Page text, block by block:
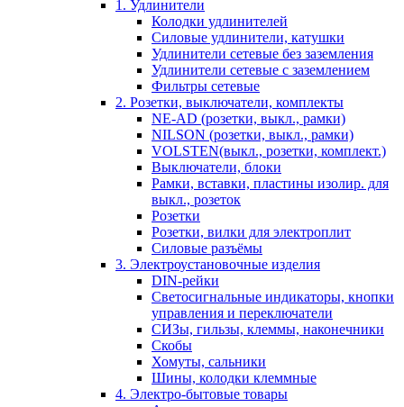
1. Удлинители
Колодки удлинителей
Силовые удлинители, катушки
Удлинители сетевые без заземления
Удлинители сетевые с заземлением
Фильтры сетевые
2. Розетки, выключатели, комплекты
NE-AD (розетки, выкл., рамки)
NILSON (розетки, выкл., рамки)
VOLSTEN(выкл., розетки, комплект.)
Выключатели, блоки
Рамки, вставки, пластины изолир. для
выкл., розеток
Розетки
Розетки, вилки для электроплит
Силовые разъёмы
3. Электроустановочные изделия
DIN-рейки
Светосигнальные индикаторы, кнопки
управления и переключатели
СИЗы, гильзы, клеммы, наконечники
Скобы
Хомуты, сальники
Шины, колодки клеммные
4. Электро-бытовые товары